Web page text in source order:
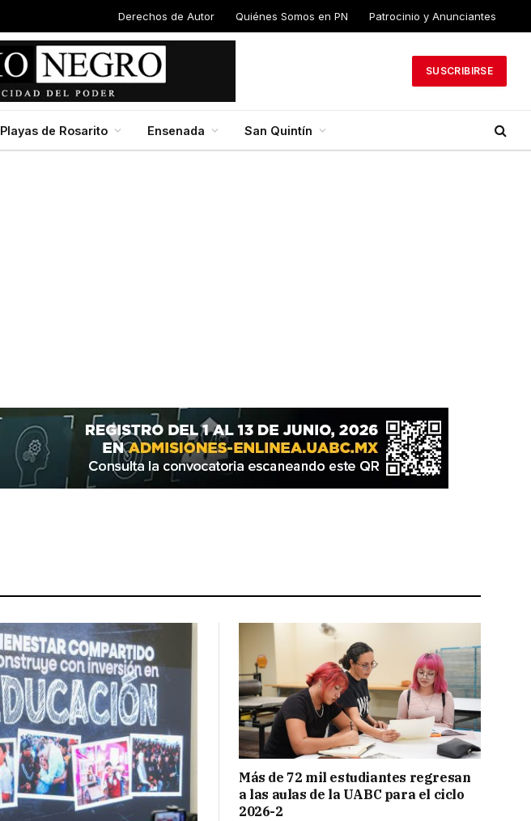
Derechos de Autor Quiénes Somos en PN Patrocinio y Anunciantes
SUSCRIBIRSE
Playas de Rosarito Ensenada San Quintín
Más de 72 mil estudiantes regresan
a las aulas de la UABC para el ciclo
2026-2